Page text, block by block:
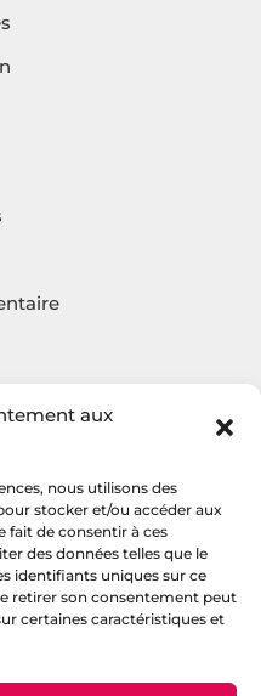
aux
nous utilisons des
stocker et/ou accéder aux
fait de consentir à ces
des données telles que le
identifiants uniques sur ce
retirer son consentement peut
certaines caractéristiques et